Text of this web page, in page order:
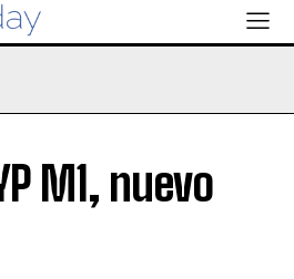
M1, nuevo